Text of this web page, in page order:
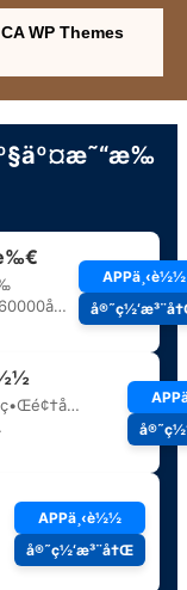
CA WP Themes